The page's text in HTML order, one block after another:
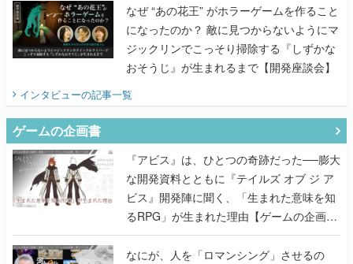
なぜ “あの花王” がホラーゲームを作ること
になったのか？ 敵に見つからないようにマ
ジックリンでこっそり掃除する『しずかな
おそうじ』が生まれるまで【開発座談会】
インタビューの記事一覧
ゲームの企画書
『アビス』は、ひとつの奇跡だった──膨大
な開発資料とともに『テイルズ オブ ジ ア
ビス』開発陣に聞く、「生まれた意味を知
るRPG」が生まれた理由【ゲームの企画
書】
なにが、人を「ロマンシング」させるの